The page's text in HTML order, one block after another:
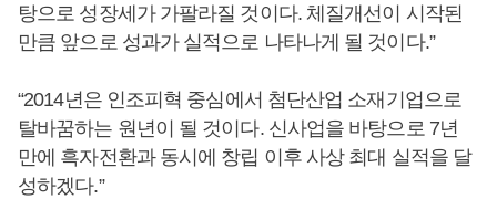
탕으로 성장세가 가팔라질 것이다. 체질개선이 시작된
만큼 앞으로 성과가 실적으로 나타나게 될 것이다.”
“2014년은 인조피혁 중심에서 첨단산업 소재기업으로
탈바꿈하는 원년이 될 것이다. 신사업을 바탕으로 7년
만에 흑자전환과 동시에 창립 이후 사상 최대 실적을 달
성하겠다.”